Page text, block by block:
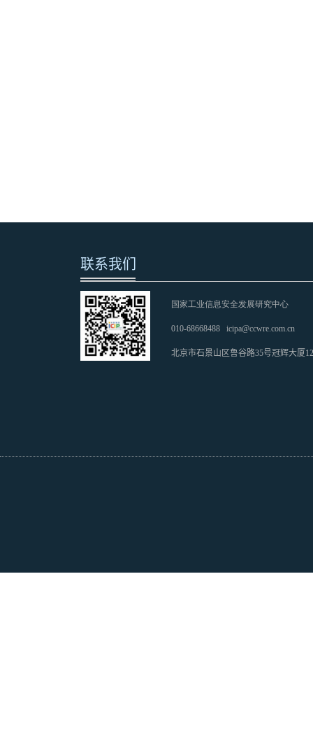
联系我们
国家工业信息安全发展研究中心
010-68668488 icipa@ccwre.com.cn
北京市石景山区鲁谷路35号冠辉大厦